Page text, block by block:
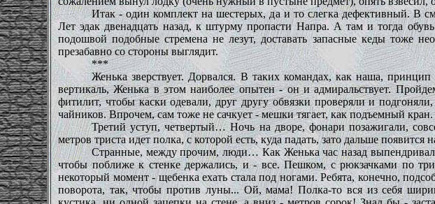
Итак - один комплект на шестерых, да и то слегка дефективный. В
Лет эдак двенадцать назад, к штурму пропасти Напра. А там и тогда
подошвой подобные стремена не лезут, доставать запасные кеды тоже
презабавно со стороны выглядит.
***
Женька зверствует. Дорвался. В таких командах, как наша,
вертикаль, Женька в этом наиболее опытен - он и адмиральствует.
фитилит, чтобы каски одевали, друг другу обвязки проверяли и
чайников. Впрочем, сам тоже не сачкует - мешки тягает, как подъемный кран.
Третий уступ, четвертый… Ночь на дворе, фонари позажигали,
метров триста идет полка, с которой есть, куда падать, зато дальше появится
Странные, между прочим, люди… Как Женька час назад
чтобы поближе к стенке держались, и - все. Пешком, с рюкзачками по
некоторый момент - щебенка ехать стала под ногами. Ребята, конечно,
поворота, так, чтобы против луны... Ой, мама! Полка-то вся из себя